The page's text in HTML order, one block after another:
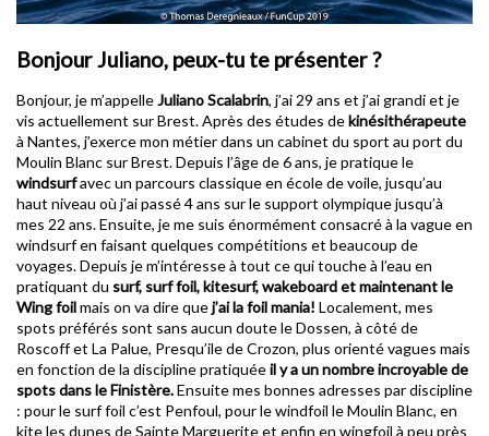
Bonjour Juliano, peux-tu te présenter ?
Bonjour, je m’appelleJuliano Scalabrin, j’ai 29 ans et j’ai grandi et je
vis actuellement sur Brest. Après des études dekinésithérapeute
à Nantes, j’exerce mon métier dans un cabinet du sport au port du
Moulin Blanc sur Brest. Depuis l’âge de 6 ans, je pratique le
windsurfavec un parcours classique en école de voile, jusqu’au
haut niveau où j’ai passé 4 ans sur le support olympique jusqu’à
mes 22 ans. Ensuite, je me suis énormément consacré à la vague en
windsurf en faisant quelques compétitions et beaucoup de
voyages. Depuis je m’intéresse à tout ce qui touche à l’eau en
pratiquant du surf, surf foil, kitesurf, wakeboard et maintenant le
Wingfoilmais on va dire quej’ai la foil mania! Localement, mes
spots préférés sont sans aucun doute le Dossen, à côté de
Roscoff et La Palue, Presqu’ile de Crozon, plus orienté vagues mais
en fonction de la discipline pratiquéeil y a un nombre incroyable de
spots dans le Finistère.Ensuite mes bonnes adresses par discipline
: pour le surf foil c’est Penfoul, pour le windfoil le Moulin Blanc, en
kite les dunes de Sainte Marguerite et enfin en wingfoil à peu près